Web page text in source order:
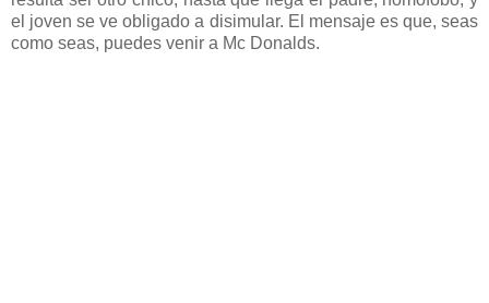
el joven se ve obligado a disimular. El mensaje es que, seas
como seas, puedes venir a Mc Donalds.